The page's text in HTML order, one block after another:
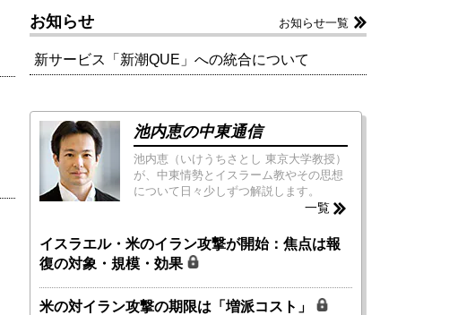
お知らせ お知らせ一覧
新サービス「新潮QUE」への統合について
池内恵の中東通信
池内恵（いけうちさとし 東京大学教授）
が、中東情勢とイスラーム教やその思想
について日々少しずつ解説します。
一覧
イスラエル・米のイラン攻撃が開始：焦点は報
復の対象・規模・効果
米の対イラン攻撃の期限は「増派コスト」